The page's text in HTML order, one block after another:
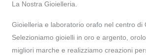
La Nostra Gioielleria.
Gioielleria e laboratorio orafo nel centro di
Selezioniamo gioielli in oro e argento,
migliori marche e realizziamo creazioni